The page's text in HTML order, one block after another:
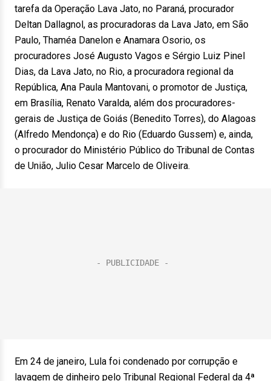
tarefa da Operação Lava Jato, no Paraná, procurador
Deltan Dallagnol, as procuradoras da Lava Jato, em São
Paulo, Thaméa Danelon e Anamara Osorio, os
procuradores José Augusto Vagos e Sérgio Luiz Pinel
Dias, da Lava Jato, no Rio, a procuradora regional da
República, Ana Paula Mantovani, o promotor de Justiça,
em Brasília, Renato Varalda, além dos procuradores-
gerais de Justiça de Goiás (Benedito Torres), do Alagoas
(Alfredo Mendonça) e do Rio (Eduardo Gussem) e, ainda,
o procurador do Ministério Público do Tribunal de Contas
de União, Julio Cesar Marcelo de Oliveira.
Em 24 de janeiro, Lula foi condenado por corrupção e
lavagem de dinheiro pelo Tribunal Regional Federal da 4ª